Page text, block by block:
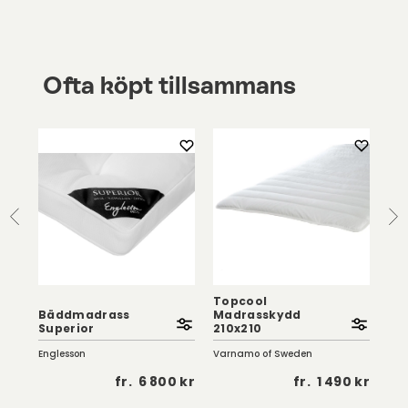
Ofta köpt tillsammans
Bäddmadrass
Superior
Englesson
fr. 6 800 kr
Topcool
Madrasskydd
210x210
Varnamo of Sweden
fr. 1 490 kr